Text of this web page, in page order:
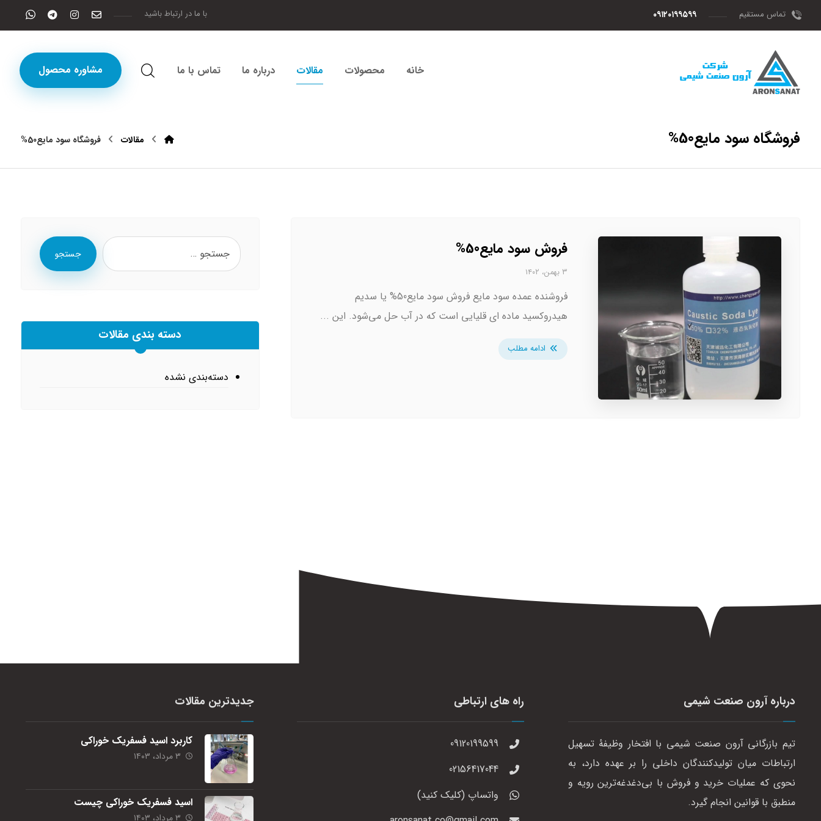
تماس مستقیم ۰۹۱۲۰۱۹۹۵۹۹ با ما در ارتباط باشید
مشاوره محصول خانه محصولات مقالات درباره ما تماس با ما
فروشگاه سود مایع50% مقالات فروشگاه سود مایع50%
فروش سود مایع50%
۳ بهمن، ۱۴۰۲
فروشنده عمده سود مایع فروش سود مایع50% یا سدیم
هیدروکسید ماده ای قلیایی است که در آب حل می‌شود. این ...
ادامه مطلب
جستجو
دسته بندی مقالات
دسته‌بندی نشده
درباره آرون صنعت شیمی
تیم بازرگانی آرون صنعت شیمی با افتخار وظیفهٔ تسهیل
ارتباطات میان تولیدکنندگان داخلی را بر عهده دارد، به
نحوی که عملیات خرید و فروش با بی‌دغدغه‌ترین رویه و
منطبق با قوانین انجام گیرد.
راه های ارتباطی
09120199599
02156417044
واتساپ (کلیک کنید)
جدیدترین مقالات
کاربرد اسید فسفریک خوراکی
۳ مرداد، ۱۴۰۳
اسید فسفریک خوراکی چیست
۳ مرداد، ۱۴۰۳